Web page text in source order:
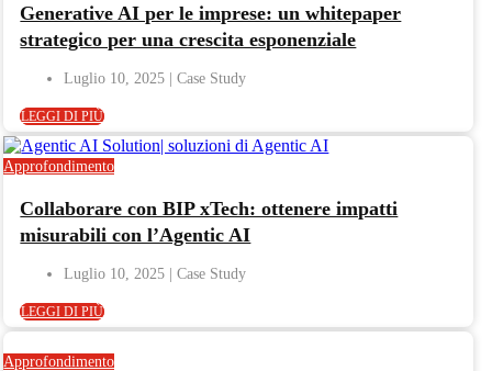
Generative AI per le imprese: un whitepaper
strategico per una crescita esponenziale
Luglio 10, 2025
LEGGI DI PIÙ
Approfondimento
Collaborare con BIP xTech: ottenere impatti
misurabili con l’Agentic AI
Luglio 10, 2025
LEGGI DI PIÙ
Approfondimento